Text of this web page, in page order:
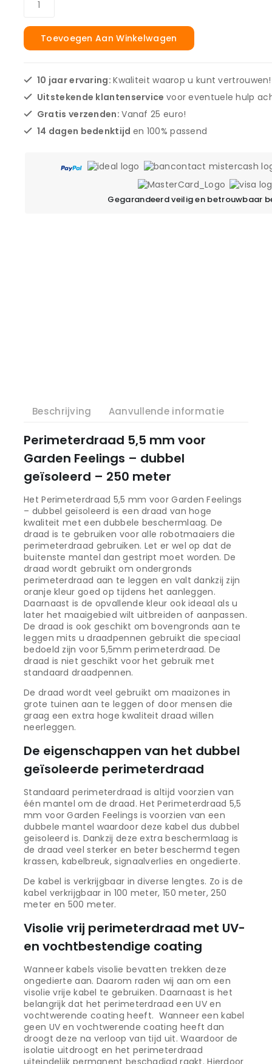
Toevoegen Aan Winkelwagen
10 jaar ervaring:Kwaliteit waarop u kunt vertrouwen!
Uitstekende klantenservice voor eventuele hulp
Gratis verzenden:Vanaf 25 euro!
14 dagen bedenktijd en 100% passend
Gegarandeerd veilig en betrouwbaar
Beschrijving Aanvullende informatie
Perimeterdraad 5,5 mm voor
Garden Feelings – dubbel
geïsoleerd – 250 meter
Het Perimeterdraad 5,5 mm voor Garden Feelings
– dubbel geïsoleerd is een draad van hoge
kwaliteit met een dubbele beschermlaag. De
draad is te gebruiken voor alle robotmaaiers die
perimeterdraad gebruiken. Let er wel op dat de
buitenste mantel dan gestript moet worden. De
draad wordt gebruikt om ondergronds
perimeterdraad aan te leggen en valt dankzij zijn
oranje kleur goed op tijdens het aanleggen.
Daarnaast is de opvallende kleur ook ideaal als u
later het maaigebied wilt uitbreiden of aanpassen.
De draad is ook geschikt om bovengronds aan te
leggen mits u draadpennen gebruikt die speciaal
bedoeld zijn voor 5,5mm perimeterdraad. De
draad is niet geschikt voor het gebruik met
standaard draadpennen.
De draad wordt veel gebruikt om maaizones in
grote tuinen aan te leggen of door mensen die
graag een extra hoge kwaliteit draad willen
neerleggen.
De eigenschappen van het dubbel
geïsoleerde perimeterdraad
Standaard perimeterdraad is altijd voorzien van
één mantel om de draad. Het Perimeterdraad 5,5
mm voor Garden Feelings is voorzien van een
dubbele mantel waardoor deze kabel dus dubbel
geïsoleerd is. Dankzij deze extra beschermlaag is
de draad veel sterker en beter beschermd tegen
krassen, kabelbreuk, signaalverlies en ongedierte.
De kabel is verkrijgbaar in diverse lengtes. Zo is de
kabel verkrijgbaar in 100 meter, 150 meter, 250
meter en 500 meter.
Visolie vrij perimeterdraad met UV-
en vochtbestendige coating
Wanneer kabels visolie bevatten trekken deze
ongedierte aan. Daarom raden wij aan om een
visolie vrije kabel te gebruiken. Daarnaast is het
belangrijk dat het perimeterdraad een UV en
vochtwerende coating heeft. Wanneer een kabel
geen UV en vochtwerende coating heeft dan
droogt deze na verloop van tijd uit. Waardoor de
isolatie uitdroogt en het perimeterdraad
uiteindelijk permanent beschadigd raakt. Hierdoor